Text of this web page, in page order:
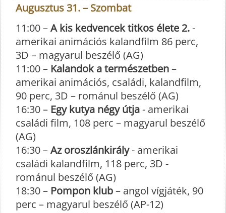
Augusztus 31. – Szombat
11:00 –A kis kedvencek titkos élete 2.-
amerikai animációs kalandfilm 86 perc,
3D – magyarul beszélő (AG)
11:00 – Kalandok a természetben–
amerikai animációs, családi, kalandfilm,
90 perc, 3D – románul beszélő (AG)
16:30 – Egy kutya négy útja- amerikai
családi film, 108 perc – magyarul beszélő
(AG)
16:30 –Az oroszlánkirály- amerikai
családi kalandfilm, 118 perc, 3D -
románul beszélő (AG)
18:30 – Pompon klub– angol vígjáték, 90
perc – magyarul beszélő (AP-12)